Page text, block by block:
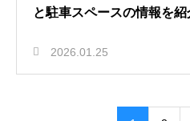
と駐車スペースの情報を紹
2026.01.25